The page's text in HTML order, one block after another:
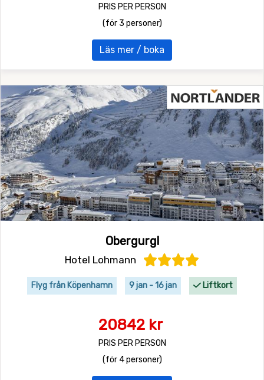
PRIS PER PERSON
(för 3 personer)
Läs mer / boka
Obergurgl
Hotel Lohmann
Flyg från Köpenhamn 9 jan - 16 jan Liftkort
20842 kr
PRIS PER PERSON
(för 4 personer)